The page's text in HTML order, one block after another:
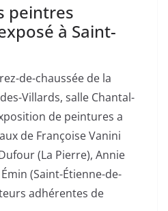
peintres
à Saint-
de-chaussée de la
Villards, salle Chantal-
de peintures a
de Françoise Vanini
(La Pierre), Annie
(Saint-Étienne-de-
adhérentes de